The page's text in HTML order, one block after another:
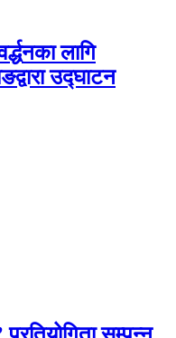
लागि
उद्घाटन